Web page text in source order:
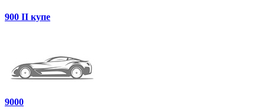
900 II купе
9000